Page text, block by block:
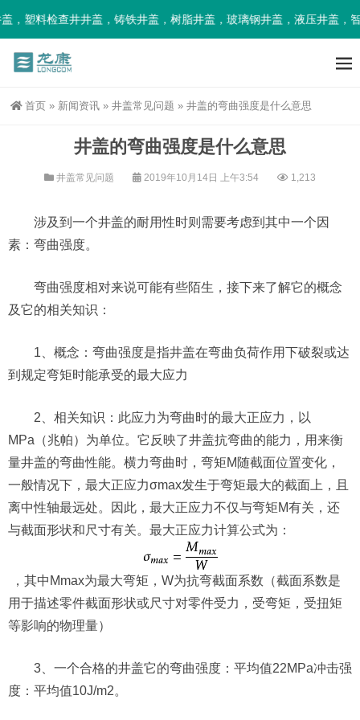
塑料检查井井盖，铸铁井盖，树脂井盖，玻璃钢井盖，液压井盖，
首页 » 新闻资讯 » 井盖常见问题 » 井盖的弯曲强度是什么意思
井盖的弯曲强度是什么意思
井盖常见问题 2019年10月14日 上午3:54 1,213
涉及到一个井盖的耐用性时则需要考虑到其中一个因
素：弯曲强度。
弯曲强度相对来说可能有些陌生，接下来了解它的概念
及它的相关知识：
1、概念：弯曲强度是指井盖在弯曲负荷作用下破裂或达
到规定弯矩时能承受的最大应力
2、相关知识：此应力为弯曲时的最大正应力，以
MPa（兆帕）为单位。它反映了井盖抗弯曲的能力，用来衡
量井盖的弯曲性能。横力弯曲时，弯矩M随截面位置变化，
一般情况下，最大正应力σmax发生于弯矩最大的截面上，且
离中性轴最远处。因此，最大正应力不仅与弯矩M有关，还
与截面形状和尺寸有关。最大正应力计算公式为：
，其中Mmax为最大弯矩，W为抗弯截面系数（截面系数是
用于描述零件截面形状或尺寸对零件受力，受弯矩，受扭矩
等影响的物理量）
3、一个合格的井盖它的弯曲强度：平均值22MPa冲击强
度：平均值10J/m2。